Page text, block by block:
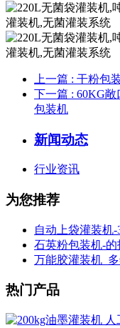
上一篇 : 干粉包
下一篇 : 60KG
包装机
新闻动态
行业资讯
为您推荐
自动上袋灌装机
石英粉包装机-
万能胶灌装机_
热门产品